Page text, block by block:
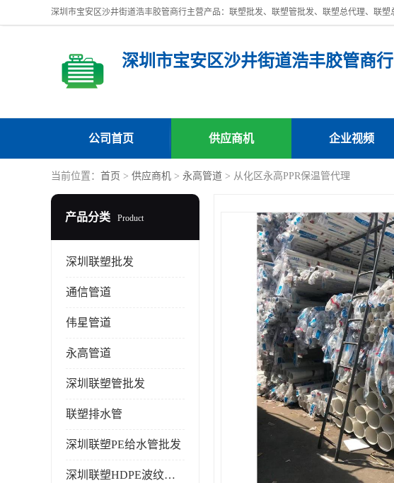
深圳市宝安区沙井街道浩丰胶管商行
公司首页 供应商机 企业视频
当前位置： 首页 > 供应商机 > 永高管道 > 从化区永高PPR保温管代理
产品分类 Product
深圳联塑批发
通信管道
伟星管道
永高管道
深圳联塑管批发
联塑排水管
深圳联塑PE给水管批发
深圳联塑HDPE波纹管批发